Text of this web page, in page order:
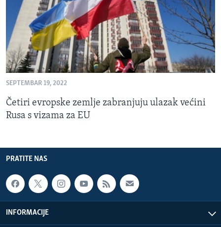
SEPTEMBAR 19, 2022
Četiri evropske zemlje zabranjuju ulazak većini
Rusa s vizama za EU
PRATITE NAS
INFORMACIJE